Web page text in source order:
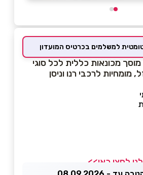
מוסך מכונאות כללית לכל סוגי
מומחיות לרכבי רנו וניסן
לחצו כאן>>